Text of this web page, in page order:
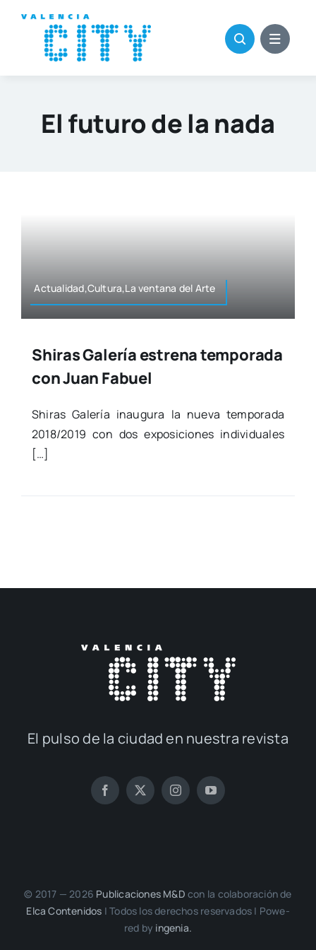
contenido
El futuro de la nada
Actualidad,Cultura,La ven­ta­na del Arte
Shiras Galería estrena temporada
con Juan Fabuel
Shi­ras Gale­ría inau­gu­ra la nue­va tem­po­ra­da
2018/2019 con dos expo­si­cio­nes indi­vi­dua­les
[…]
El pul­so de la ciu­dad en nues­tra revis­ta
© 2017 — 2026 Publi­ca­cio­nes M&D con la cola­bo­ra­ción de
Elca Con­te­ni­dos | Todos los dere­chos reser­va­dos | Powe­
red by inge­nia.